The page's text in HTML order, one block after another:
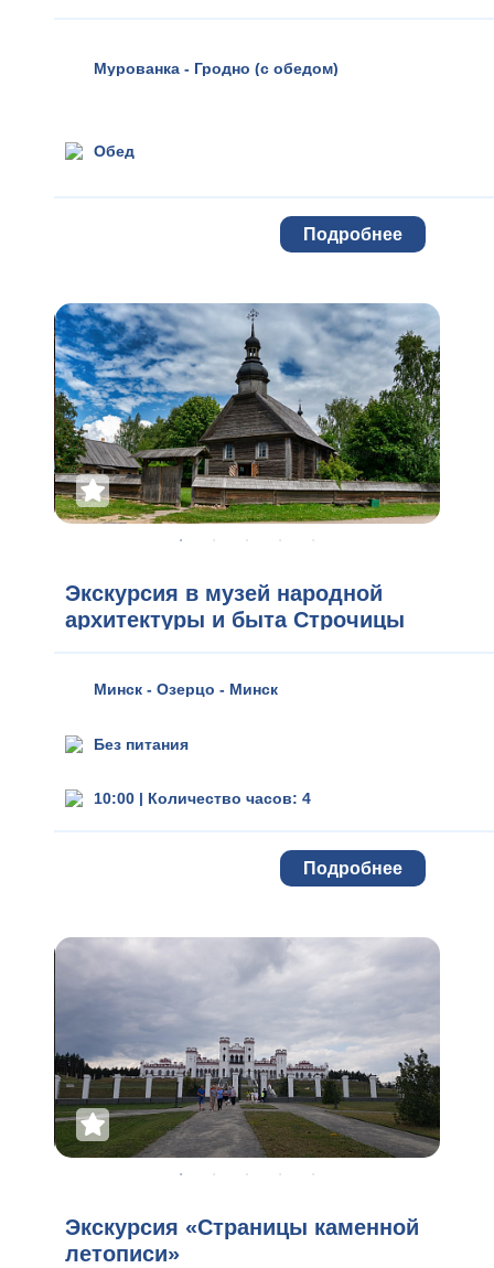
Мурованка - Гродно (с обедом)
Обед
Подробнее
Экскурсия в музей народной
архитектуры и быта Строчицы
Минск - Озерцо - Минск
Без питания
10:00 | Количество часов: 4
Подробнее
Экскурсия «Страницы каменной
летописи»